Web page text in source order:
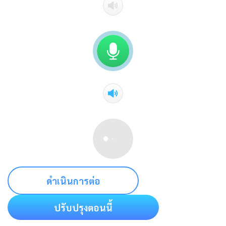
ดำเนินการต่อ
ปรับปรุงตอนนี้